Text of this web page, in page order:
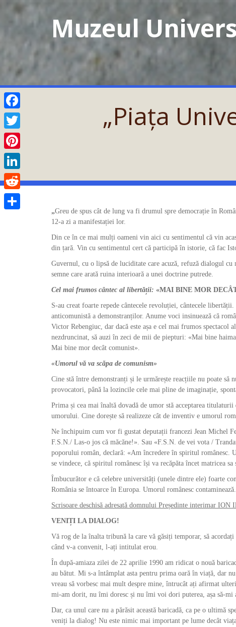
Muzeul
„Piața
„Greu de spus cât de lung va fi drumul spre democrație în
12-a zi a manifestației lor.
Din ce în ce mai mulți oameni vin aici cu sentimentul că vin
din țară. Vin cu sentimentul cert că participă în istorie, că fac
Guvernul, cu o lipsă de luciditate care acuză, refuză dialogul
semne care arată ruina interioară a unei doctrine putrede.
Cel mai frumos cântec al libertății: «MAI BINE MOR
S-au creat foarte repede cântecele revoluției, cântecele
anticomunistă a demonstranților. Anume voci insinuează că
Victor Rebengiuc, dar dacă este așa e cel mai frumos
nezdruncinat, să auzi în zeci de mii de piepturi: «Mai bine
Mai bine mor decât comunist».
«Umorul vă va scăpa de comunism»
Cine stă între demonstranți și le urmărește reacțiile nu poate să
provocatori, până la lozincile cele mai pline de imaginație,
Prima și cea mai înaltă dovadă de umor stă acceptarea
umorului. Cine dorește să realizeze cât de inventiv e umorul
Ne închipuim cum vor fi gustat deputații francezi Jean Michel
F.S.N./ Las-o jos că măcăne!». Sau «F.S.N. de vei vota /
poporului român, declară: «Am încredere în spiritul românesc.
se vindece, că spiritul românesc își va recăpăta încet matricea
Îmbucurător e că celebre universități (unele dintre ele) foarte
România se întoarce în Europa. Umorul românesc contaminează.
Scrisoare deschisă adresată domnului Președinte interimar ION
VENIȚI LA DIALOG!
Vă rog de la înalta tribună la care vă găsiți temporar, să
când v-a convenit, l-ați intitulat erou.
În după-amiaza zilei de 22 aprilie 1990 am ridicat o nouă
au bătut. Mi s-a întâmplat asta pentru prima oară în viață, dar
vreau să vorbesc mai mult despre mine, întrucât ați afirmat
mi-am dorit, nu îmi doresc și nu îmi voi dori puterea, așa să-mi
Dar, ca unul care nu a părăsit această baricadă, ca pe o ultimă
veniți la dialog! Nu este nimic mai important pe lume decât
Facebook
Twitter
Pinterest
LinkedIn
Reddit